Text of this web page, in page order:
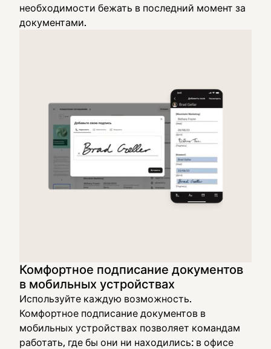
необходимости бежать в последний момент за
документами.
Комфортное подписание документов
в мобильных устройствах
Используйте каждую возможность.
Комфортное подписание документов в
мобильных устройствах позволяет командам
работать, где бы они ни находились: в офисе